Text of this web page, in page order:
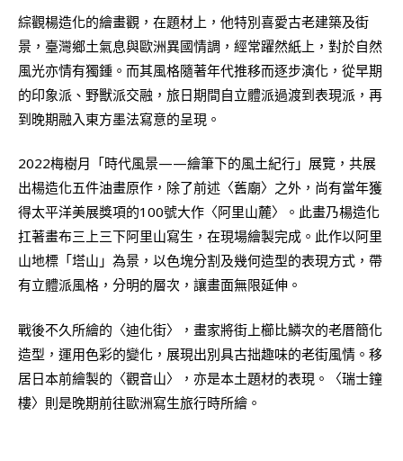
綜觀楊造化的繪畫觀，在題材上，他特別喜愛古老建築及街
景，臺灣鄉土氣息與歐洲異國情調，經常躍然紙上，對於自然
風光亦情有獨鍾。而其風格隨著年代推移而逐步演化，從早期
的印象派、野獸派交融，旅日期間自立體派過渡到表現派，再
到晚期融入東方墨法寫意的呈現。
2022梅樹月「時代風景——繪筆下的風土紀行」展覽，共展
出楊造化五件油畫原作，除了前述〈舊廟〉之外，尚有當年獲
得太平洋美展獎項的100號大作〈阿里山麓〉。此畫乃楊造化
扛著畫布三上三下阿里山寫生，在現場繪製完成。此作以阿里
山地標「塔山」為景，以色塊分割及幾何造型的表現方式，帶
有立體派風格，分明的層次，讓畫面無限延伸。
戰後不久所繪的〈迪化街〉，畫家將街上櫛比鱗次的老厝簡化
造型，運用色彩的變化，展現出別具古拙趣味的老街風情。移
居日本前繪製的〈觀音山〉，亦是本土題材的表現。〈瑞士鐘
樓〉則是晚期前往歐洲寫生旅行時所繪。